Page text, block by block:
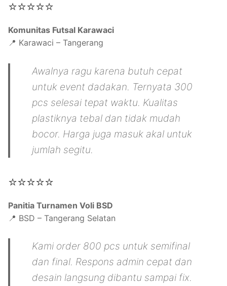
⭐⭐⭐⭐⭐
Komunitas Futsal Karawaci
📍 Karawaci – Tangerang
Awalnya ragu karena butuh cepat
untuk event dadakan. Ternyata 300
pcs selesai tepat waktu. Kualitas
plastiknya tebal dan tidak mudah
bocor. Harga juga masuk akal untuk
jumlah segitu.
⭐⭐⭐⭐⭐
Panitia Turnamen Voli BSD
📍 BSD – Tangerang Selatan
Kami order 800 pcs untuk semifinal
dan final. Respons admin cepat dan
desain langsung dibantu sampai fix.